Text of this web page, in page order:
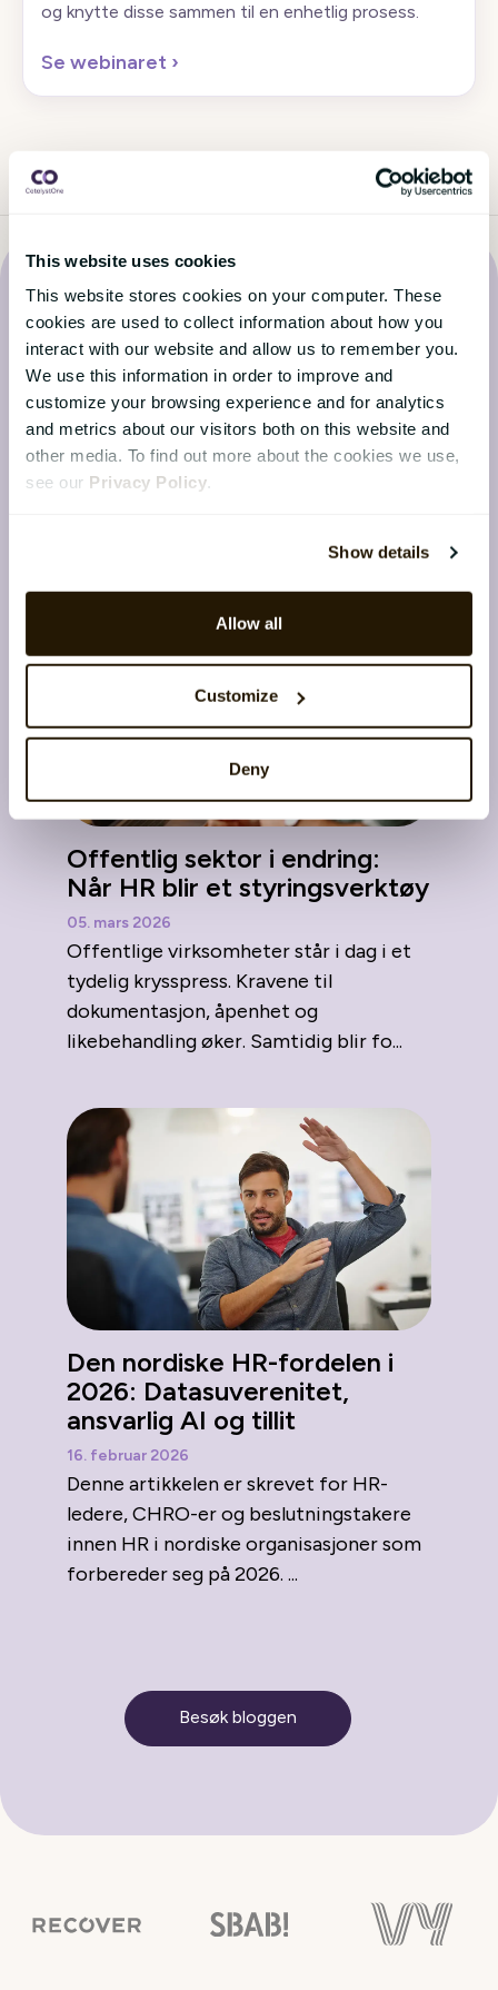
This website uses cookies
This website stores cookies on your computer. These
cookies are used to collect information about how you
interact with our website and allow us to remember you.
We use this information in order to improve and
customize your browsing experience and for analytics
and metrics about our visitors both on this website and
other media. To find out more about the cookies we use,
see our Privacy Policy.
Show details
Allow all
Customize
Deny
og knytte disse sammen til en enhetlig prosess.
Se webinaret ›
Det siste fra CatalystOne
Bloggen
Hold deg oppdatert med de siste nyhetene fra
Offentlig sektor i endring:
Når HR blir et styringsverktøy
05. mars 2026
Offentlige virksomheter står i dag i et
tydelig krysspress. Kravene til
dokumentasjon, åpenhet og
likebehandling øker. Samtidig blir fo...
Den nordiske HR-fordelen i
2026: Datasuverenitet,
ansvarlig AI og tillit
16. februar 2026
Denne artikkelen er skrevet for HR-
ledere, CHRO-er og beslutningstakere
innen HR i nordiske organisasjoner som
forbereder seg på 2026. ...
Besøk bloggen